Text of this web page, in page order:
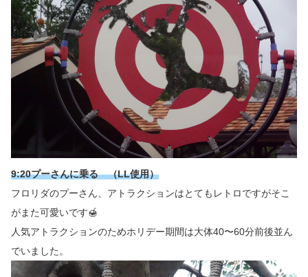
9:20プーさんに乗る （LL使用）
フロリダのプーさん、アトラクションはとてもレトロですがそこ
がまた可愛いです🍯
人気アトラクションのためホリデー期間は大体40〜60分前後並ん
でいました。